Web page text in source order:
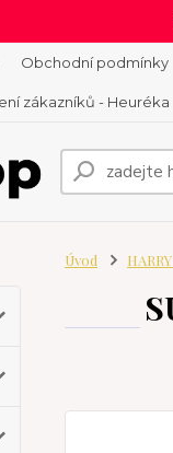
Obchodní podmínky
zákazníků - Heuréka
Úvod